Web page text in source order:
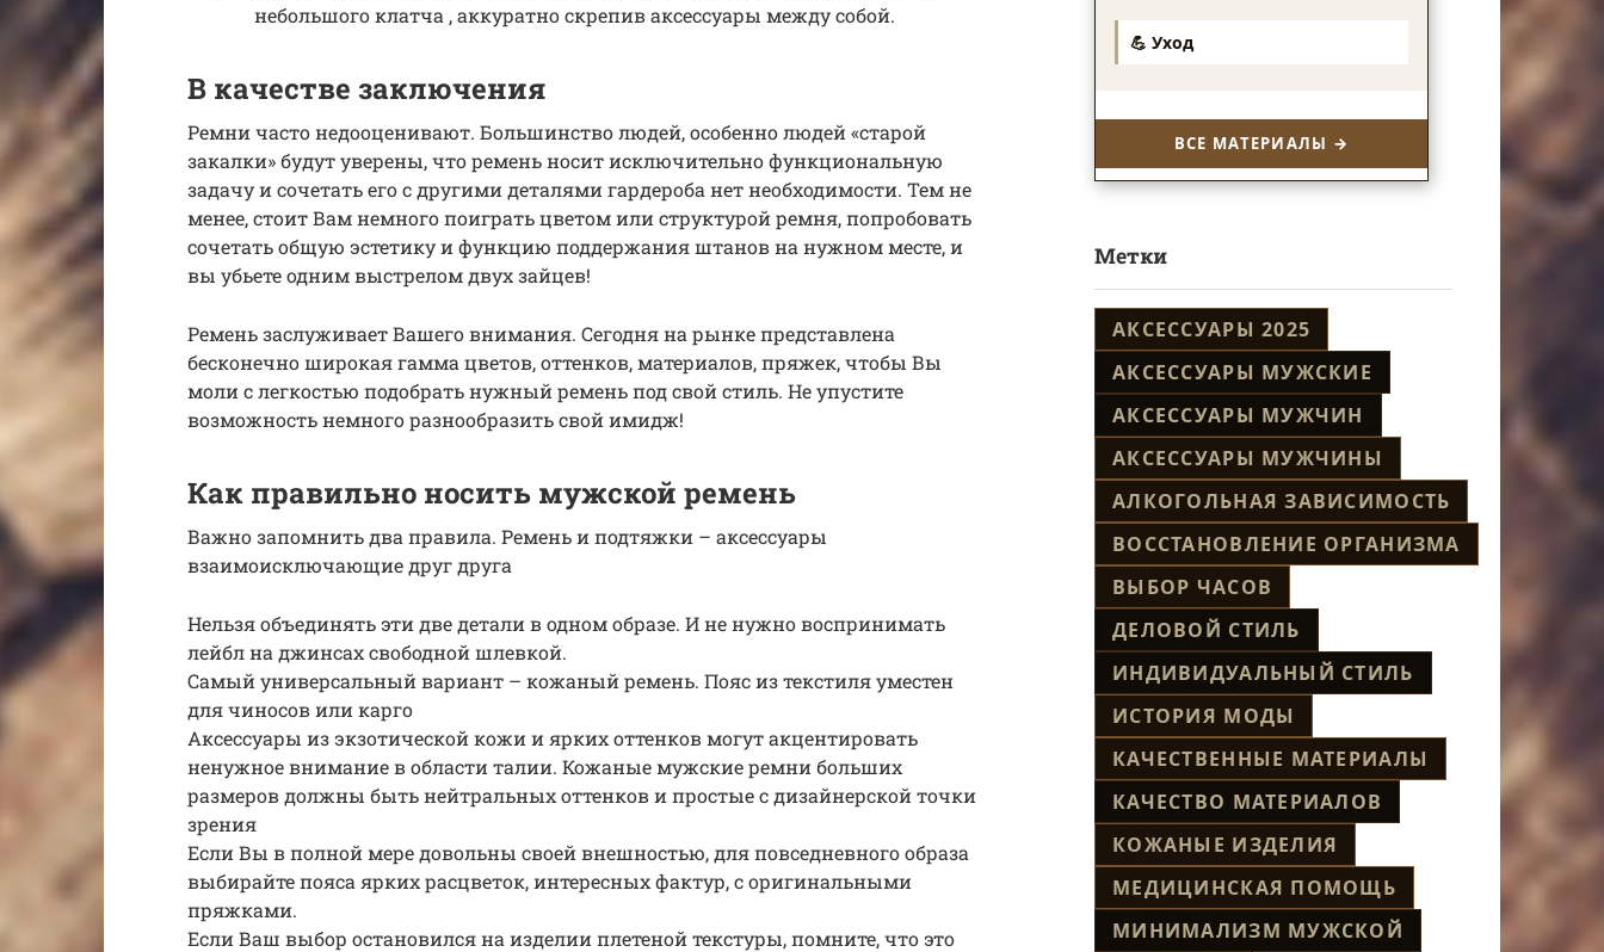
небольшого клатча , аккуратно скрепив аксессуары между собой.
В качестве заключения
Ремни часто недооценивают. Большинство людей, особенно людей «старой
закалки» будут уверены, что ремень носит исключительно функциональную
задачу и сочетать его с другими деталями гардероба нет необходимости. Тем не
менее, стоит Вам немного поиграть цветом или структурой ремня, попробовать
сочетать общую эстетику и функцию поддержания штанов на нужном месте, и
вы убьете одним выстрелом двух зайцев!
Ремень заслуживает Вашего внимания. Сегодня на рынке представлена
бесконечно широкая гамма цветов, оттенков, материалов, пряжек, чтобы Вы
моли с легкостью подобрать нужный ремень под свой стиль. Не упустите
возможность немного разнообразить свой имидж!
Как правильно носить мужской ремень
Важно запомнить два правила. Ремень и подтяжки – аксессуары
взаимоисключающие друг друга
Нельзя объединять эти две детали в одном образе. И не нужно воспринимать
лейбл на джинсах свободной шлевкой.
Самый универсальный вариант – кожаный ремень. Пояс из текстиля уместен
для чиносов или карго
Аксессуары из экзотической кожи и ярких оттенков могут акцентировать
ненужное внимание в области талии. Кожаные мужские ремни больших
размеров должны быть нейтральных оттенков и простые с дизайнерской точки
зрения
Если Вы в полной мере довольны своей внешностью, для повседневного образа
выбирайте пояса ярких расцветок, интересных фактур, с оригинальными
пряжками.
Если Ваш выбор остановился на изделии плетеной текстуры, помните, что это
💪 Уход
ВСЕ МАТЕРИАЛЫ →
Метки
АКСЕССУАРЫ 2025
АКСЕССУАРЫ МУЖСКИЕ
АКСЕССУАРЫ МУЖЧИН
АКСЕССУАРЫ МУЖЧИНЫ
АЛКОГОЛЬНАЯ ЗАВИСИМОСТЬ
ВОССТАНОВЛЕНИЕ ОРГАНИЗМА
ВЫБОР ЧАСОВ
ДЕЛОВОЙ СТИЛЬ
ИНДИВИДУАЛЬНЫЙ СТИЛЬ
ИСТОРИЯ МОДЫ
КАЧЕСТВЕННЫЕ МАТЕРИАЛЫ
КАЧЕСТВО МАТЕРИАЛОВ
КОЖАНЫЕ ИЗДЕЛИЯ
МЕДИЦИНСКАЯ ПОМОЩЬ
МИНИМАЛИЗМ МУЖСКОЙ